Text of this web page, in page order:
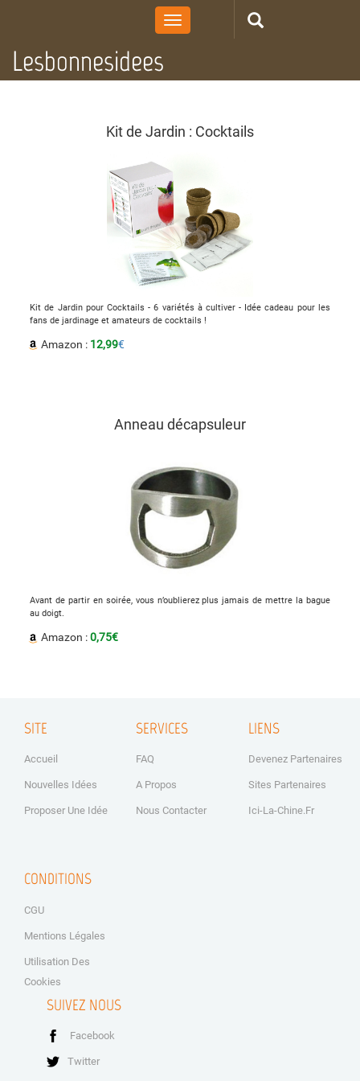
Toggle
navigation
Lesbonnesidees
Kit de Jardin : Cocktails
Kit de Jardin pour Cocktails - 6 variétés à cultiver - Idée cadeau pour les
fans de jardinage et amateurs de cocktails !
Amazon : 12,99€
Anneau décapsuleur
Avant de partir en soirée, vous n’oublierez plus jamais de mettre la bague
au doigt.
Amazon :0,75€
SITE
Accueil
Nouvelles Idées
Proposer Une Idée
SERVICES
FAQ
A Propos
Nous Contacter
LIENS
Devenez Partenaires
Sites Partenaires
Ici-La-Chine.fr
CONDITIONS
CGU
Mentions Légales
Utilisation Des
Cookies
SUIVEZ NOUS
Facebook
Twitter